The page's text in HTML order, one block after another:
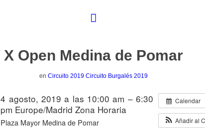
X Open Medina de Pomar
en Circuito 2019 Circuito Burgalés 2019
Calendar
Añadir al
4 agosto, 2019 a las 10:00 am – 6:30
pm Europe/Madrid Zona Horaria
Plaza Mayor Medina de Pomar